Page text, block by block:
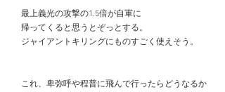
最上義光の攻撃の1.5倍が自軍に
帰ってくると思うとぞっとする。
ジャイアントキリングにものすごく使えそう。
これ、卑弥呼や程普に飛んで行ったらどうなるか